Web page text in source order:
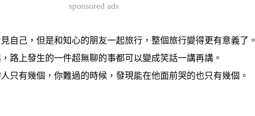
sponsored ads
自己，但是和知心的朋友一起旅行，整個旅行變得更有意義了。
路上發生的一件超無聊的事都可以變成笑話一講再講。
只有幾個，你難過的時候，發現能在他面前哭的也只有幾個。